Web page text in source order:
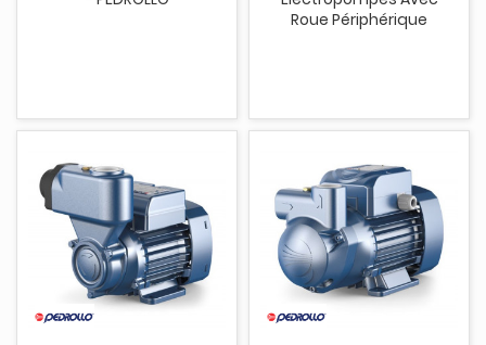
Roue Périphérique